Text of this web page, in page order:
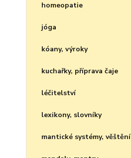
homeopatie
jóga
kóany, výroky
kuchařky, příprava čaje
léčitelství
lexikony, slovníky
mantické systémy, věštění